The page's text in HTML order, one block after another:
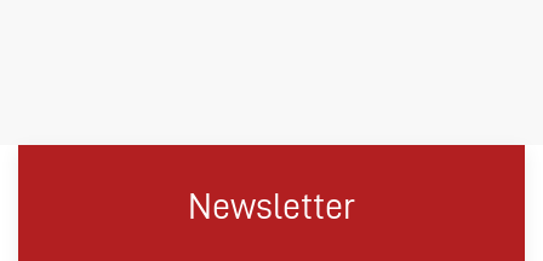
Newsletter